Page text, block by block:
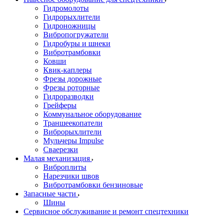
Гидромолоты
Гидрорыхлители
Гидроножницы
Вибропогружатели
Гидробуры и шнеки
Вибротрамбовки
Ковши
Квик-каплеры
Фрезы дорожные
Фрезы роторные
Гидроразводки
Грейферы
Коммунальное оборудование
Траншеекопатели
Виброрыхлители
Мульчеры Impulse
Сваерезки
Малая механизация
Виброплиты
Нарезчики швов
Вибротрамбовки бензиновые
Запасные части
Шины
Сервисное обслуживание и ремонт спецтехники